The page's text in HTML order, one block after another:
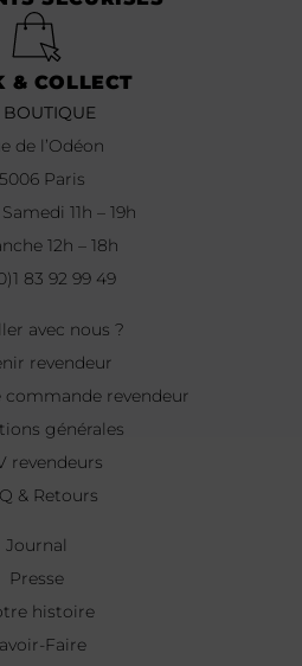
& COLLECT
BOUTIQUE
de l’Odéon
Paris
11h – 19h
12h – 18h
83 92 99 49
avec nous ?
revendeur
commande revendeur
générales
revendeurs
& Retours
Journal
Presse
histoire
Faire